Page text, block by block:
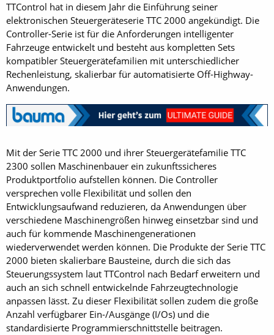
TTControl hat in diesem Jahr die Einführung seiner
elektronischen Steuergeräteserie TTC 2000 angekündigt. Die
Controller-Serie ist für die Anforderungen intelligenter
Fahrzeuge entwickelt und besteht aus kompletten Sets
kompatibler Steuergerätefamilien mit unterschiedlicher
Rechenleistung, skalierbar für automatisierte Off-Highway-
Anwendungen.
Mit der Serie TTC 2000 und ihrer Steuergerätefamilie TTC
2300 sollen Maschinenbauer ein zukunftssicheres
Produktportfolio aufstellen können. Die Controller
versprechen volle Flexibilität und sollen den
Entwicklungsaufwand reduzieren, da Anwendungen über
verschiedene Maschinengrößen hinweg einsetzbar sind und
auch für kommende Maschinengenerationen
wiederverwendet werden können. Die Produkte der Serie TTC
2000 bieten skalierbare Bausteine, durch die sich das
Steuerungssystem laut TTControl nach Bedarf erweitern und
auch an sich schnell entwickelnde Fahrzeugtechnologie
anpassen lässt. Zu dieser Flexibilität sollen zudem die große
Anzahl verfügbarer Ein-/Ausgänge (I/Os) und die
standardisierte Programmierschnittstelle beitragen.